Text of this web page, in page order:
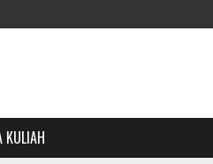
KULIAH